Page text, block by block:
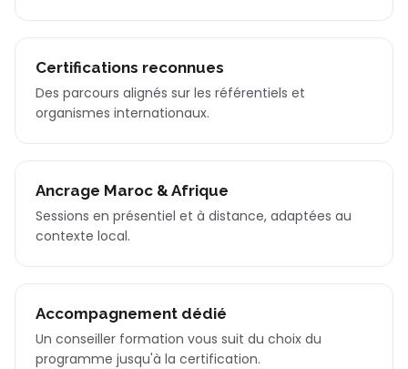
Certifications reconnues
Des parcours alignés sur les référentiels et
organismes internationaux.
Ancrage Maroc & Afrique
Sessions en présentiel et à distance, adaptées au
contexte local.
Accompagnement dédié
Un conseiller formation vous suit du choix du
programme jusqu'à la certification.